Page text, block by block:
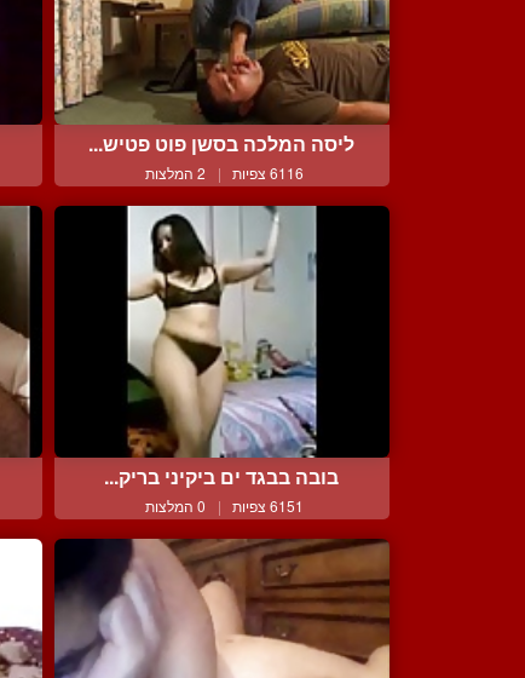
ליסה המלכה בסשן פוט פטיש...
6116 צפיות | 2 המלצות
בובה בבגד ים ביקיני בריק...
6151 צפיות | 0 המלצות